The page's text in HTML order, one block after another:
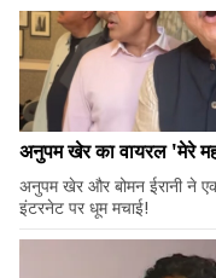
अनुपम खेर का वायरल 'मेरे
अनुपम खेर और बोमन ईरानी ने
इंटरनेट पर धूम मचाई!